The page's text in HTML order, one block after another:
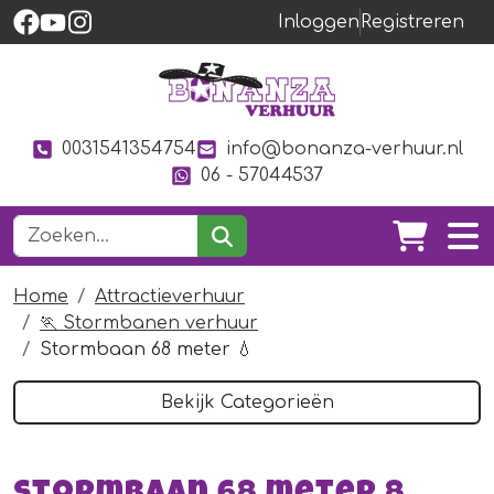
Inloggen Registreren
0031541354754
info@bonanza-verhuur.nl
06 - 57044537
Home
Attractieverhuur
🏃 Stormbanen verhuur
Stormbaan 68 meter 💧
Bekijk Categorieën